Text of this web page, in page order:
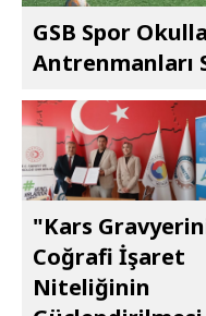
GSB Spor
Antrenmanları
"Kars
Coğrafi İşaret
Niteliğinin